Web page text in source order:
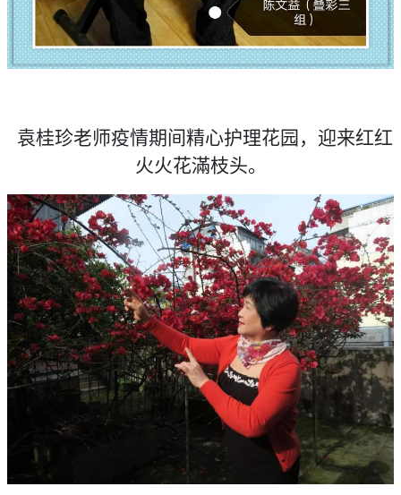
袁桂珍老师疫情期间精心护理花园，迎来红红
火火花滿枝头。